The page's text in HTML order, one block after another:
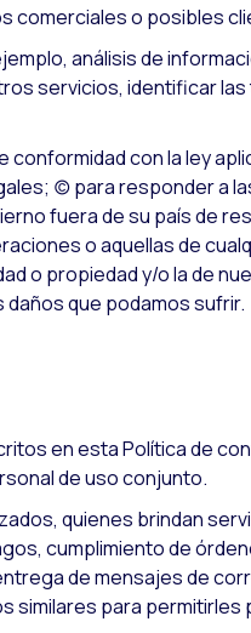
comerciales o posibles
análisis de
servicios, identificar
con la ley
(c) para responder a
fuera de su país de
o aquellas de
o propiedad y/o la de
que podamos sufrir.
en esta Política de
de uso conjunto.
quienes brindan
cumplimiento de
de mensajes de
similares para